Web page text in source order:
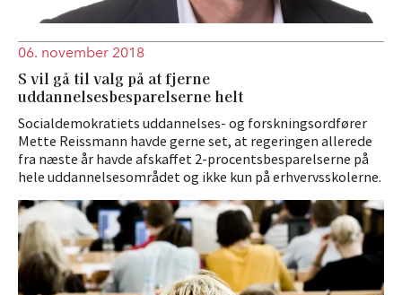
06. november 2018
S vil gå til valg på at fjerne
uddannelsesbesparelserne helt
Socialdemokratiets uddannelses- og forskningsordfører
Mette Reissmann havde gerne set, at regeringen allerede
fra næste år havde afskaffet 2-procentsbesparelserne på
hele uddannelsesområdet og ikke kun på erhvervsskolerne.